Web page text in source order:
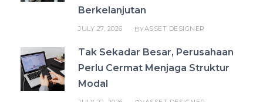
Berkelanjutan
JULY 27, 2026 BYASSET DESIGNER
Tak Sekadar Besar, Perusahaan
Perlu Cermat Menjaga Struktur
Modal